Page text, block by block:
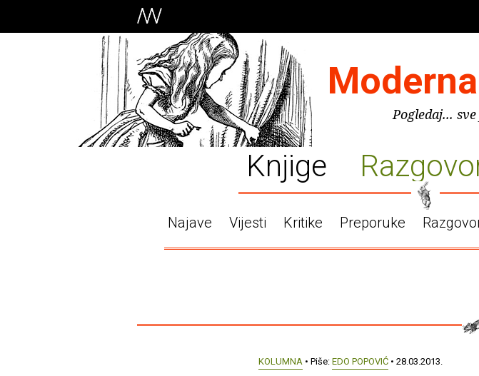
Pogledaj...
Knjige
Najave Vijesti Kritike Preporuke
KOLUMNA • Piše: EDO POPOVIĆ • 28.03.2013.